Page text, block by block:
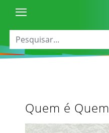
Quem é Quem